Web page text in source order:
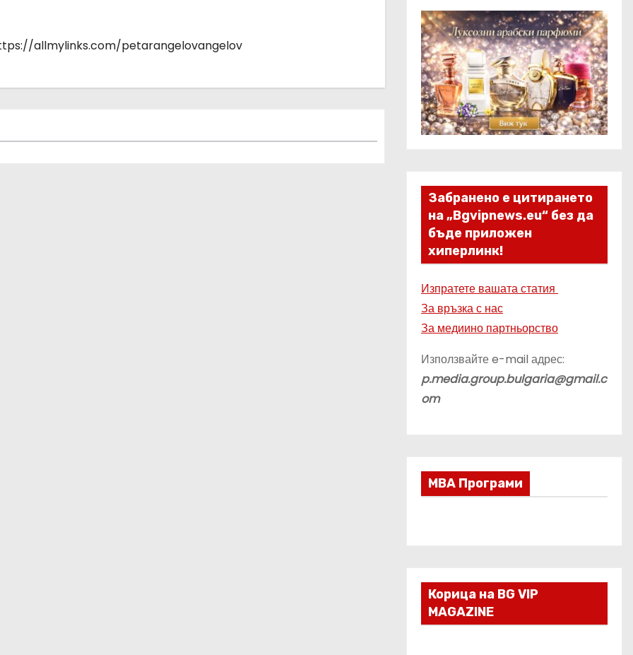
https://allmylinks.com/petarangelovangelov
Забранено е цитирането
на „Bgvipnews.eu“ без да
бъде приложен
хиперлинк!
Изпратете вашата статия
За връзка с нас
За медиино партньорство
Използвайте e-mail адрес:
p.media.group.bulgaria@gmail.c
om
МВА Програми
Корица на BG VIP
MAGAZINE